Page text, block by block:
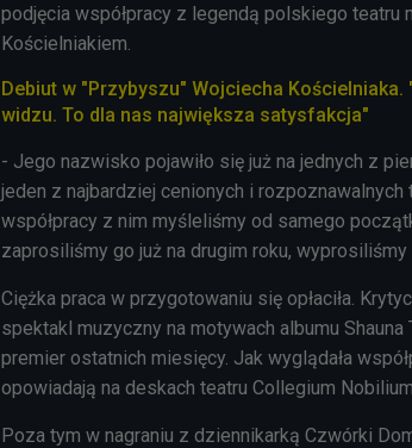
podjęcia współpracy z legendą polskiego teatru
Kościelniakiem.
Debiut w "Przybyszu" Wojciecha
widzu. To dla nas największa satysfakcja"
- Jego nazwisko pojawiło się już na jednych z
jeden z najbardziej cenionych i
współpracy z nim myśleliśmy od samego
zaprosiliśmy go już na drugim roku,
Ciężka praca w przygotowaniu się opłaciła.
spektakl muzyczny na motywach albumu
premier ostatnich miesięcy. Jak wyglądała
opowiadają na deskach teatru Collegium
Poza tym w nagraniu z dziennikarką Czwórki